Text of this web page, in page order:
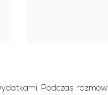
Podczas